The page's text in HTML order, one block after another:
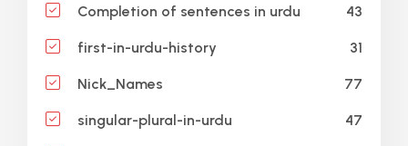
Completion of sentences in urdu 43
first-in-urdu-history 31
Nick_Names 77
singular-plural-in-urdu 47